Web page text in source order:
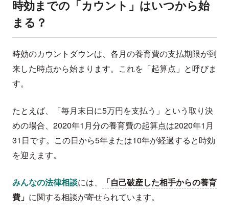
時効までの「カウント」はいつから始
まる？
時効のカウントダウンは、各月の養育費の支払期限が到
来した時点から始まります。これを「起算点」と呼びま
す。
たとえば、「毎月末日に5万円を支払う」という取り決
めの場合、2020年1月分の養育費の起算点は2020年1月
31日です。この日から5年または10年が経過すると時効
を迎えます。
みんなの法律相談には、
「自己破産した相手からの養育
費」 に関する相談が寄せられています。